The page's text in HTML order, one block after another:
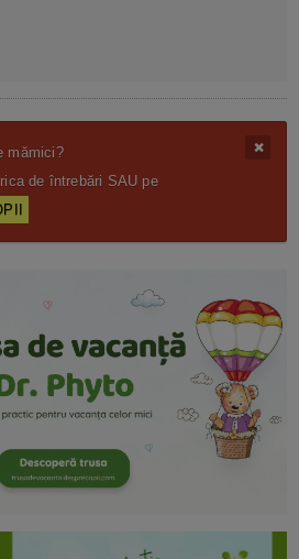
mămici?
de întrebări SAU pe